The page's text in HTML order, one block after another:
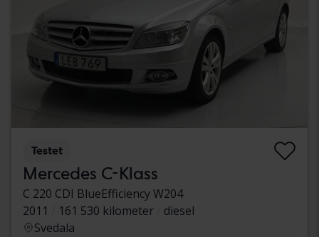
Testet
Mercedes C-Klass
C 220 CDI BlueEfficiency W204
2011
161 530 kilometer
diesel
Svedala